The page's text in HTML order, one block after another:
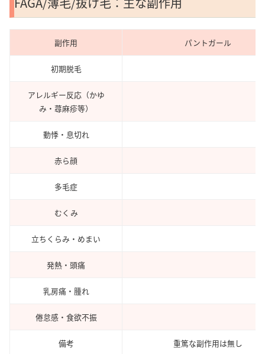
副作用 パントガール
初期脱毛
アレルギー反応（かゆ
み・蕁麻疹等）
動悸・息切れ
赤ら顔
多毛症
むくみ
立ちくらみ・めまい
発熱・頭痛
乳房痛・腫れ
倦怠感・食欲不振
備考 重篤な副作用は無し